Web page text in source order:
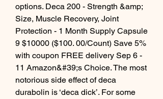
options. Deca 200 - Strength &amp;
Size, Muscle Recovery, Joint
Protection - 1 Month Supply Capsule
9 $10000 ($100. 00/Count) Save 5%
with coupon FREE delivery Sep 6 -
11 Amazon&#39;s Choice. The most
notorious side effect of deca
durabolin is ‘deca dick’. For some